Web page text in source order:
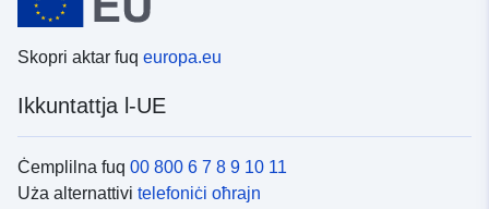
Skopri aktar fuq europa.eu
Ikkuntattja l-UE
Ċemplilna fuq 00 800 6 7 8 9 10 11
Uża alternattivi telefoniċi oħrajn